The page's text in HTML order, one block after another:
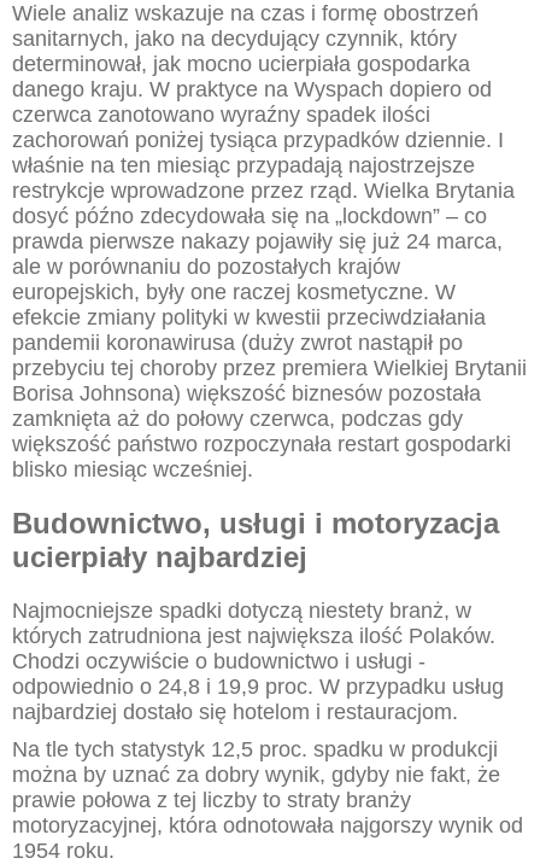
Wiele analiz wskazuje na czas i formę obostrzeń
sanitarnych, jako na decydujący czynnik, który
determinował, jak mocno ucierpiała gospodarka
danego kraju. W praktyce na Wyspach dopiero od
czerwca zanotowano wyraźny spadek ilości
zachorowań poniżej tysiąca przypadków dziennie. I
właśnie na ten miesiąc przypadają najostrzejsze
restrykcje wprowadzone przez rząd. Wielka Brytania
dosyć późno zdecydowała się na „lockdown” – co
prawda pierwsze nakazy pojawiły się już 24 marca,
ale w porównaniu do pozostałych krajów
europejskich, były one raczej kosmetyczne. W
efekcie zmiany polityki w kwestii przeciwdziałania
pandemii koronawirusa (duży zwrot nastąpił po
przebyciu tej choroby przez premiera Wielkiej Brytanii
Borisa Johnsona) większość biznesów pozostała
zamknięta aż do połowy czerwca, podczas gdy
większość państwo rozpoczynała restart gospodarki
blisko miesiąc wcześniej.
Budownictwo, usługi i motoryzacja
ucierpiały najbardziej
Najmocniejsze spadki dotyczą niestety branż, w
których zatrudniona jest największa ilość Polaków.
Chodzi oczywiście o budownictwo i usługi -
odpowiednio o 24,8 i 19,9 proc. W przypadku usług
najbardziej dostało się hotelom i restauracjom.
Na tle tych statystyk 12,5 proc. spadku w produkcji
można by uznać za dobry wynik, gdyby nie fakt, że
prawie połowa z tej liczby to straty branży
motoryzacyjnej, która odnotowała najgorszy wynik od
1954 roku.